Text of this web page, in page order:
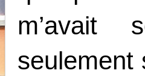
m’avait
seulement